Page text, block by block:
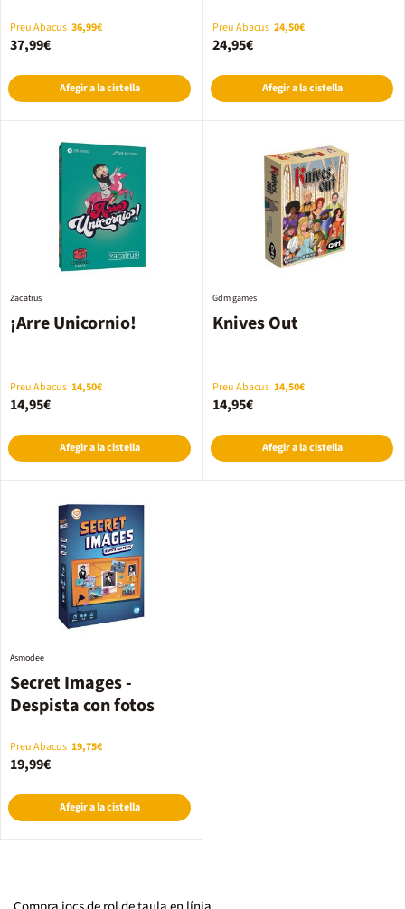
Preu Abacus 36,99€
37,99€
Afegir a la cistella
Preu Abacus 24,50€
24,95€
Afegir a la cistella
¡Arre Unicornio!
Zacatrus
Preu Abacus 14,50€
14,95€
Afegir a la cistella
Knives Out
Gdm games
Preu Abacus 14,50€
14,95€
Afegir a la cistella
Secret Images -
Despista con fotos
Asmodee
Preu Abacus 19,75€
19,99€
Afegir a la cistella